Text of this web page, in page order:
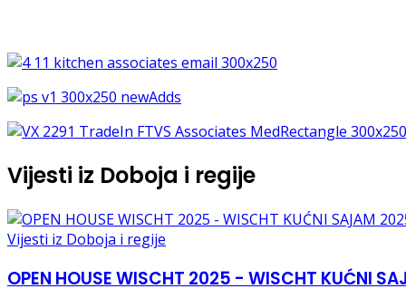
Vijesti iz Doboja i regije
Vijesti iz Doboja i regije
OPEN HOUSE WISCHT 2025 - WISCHT KUĆNI